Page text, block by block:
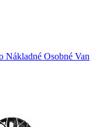
Nákladné Osobné Van